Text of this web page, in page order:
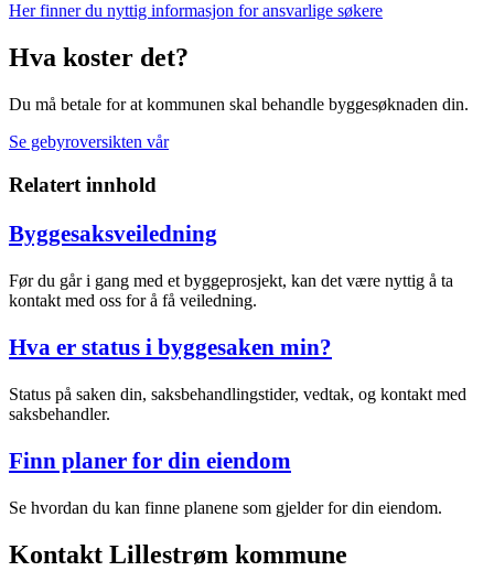
Her finner du nyttig informasjon for ansvarlige søkere
Hva koster det?
Du må betale for at kommunen skal behandle byggesøknaden din.
Se gebyroversikten vår
Relatert innhold
Byggesaksveiledning
Før du går i gang med et byggeprosjekt, kan det være nyttig å ta
kontakt med oss for å få veiledning.
Hva er status i byggesaken min?
Status på saken din, saksbehandlingstider, vedtak, og kontakt med
saksbehandler.
Finn planer for din eiendom
Se hvordan du kan finne planene som gjelder for din eiendom.
Kontakt Lillestrøm kommune